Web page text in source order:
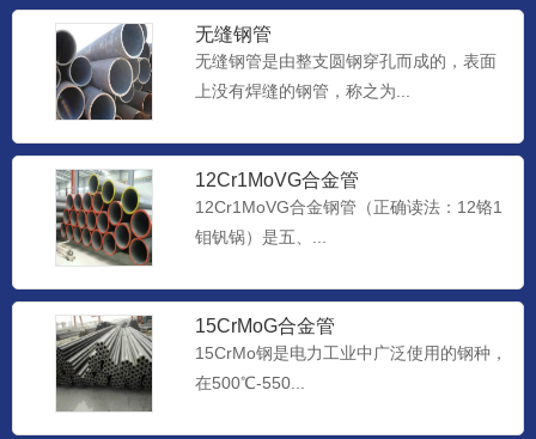
无缝钢管
无缝钢管是由整支圆钢穿孔而成的，表面
上没有焊缝的钢管，称之为...
12Cr1MoVG合金管
12Cr1MoVG合金钢管（正确读法：12铬1
钼钒锅）是五、...
15CrMoG合金管
15CrMo钢是电力工业中广泛使用的钢种，
在500℃-550...